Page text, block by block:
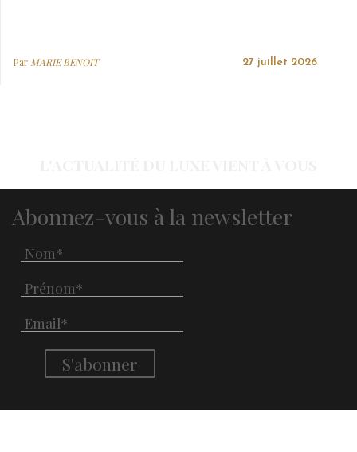
ParMARIE BENOIT 27 juillet 2026
Abonnez-vous à la newsletter